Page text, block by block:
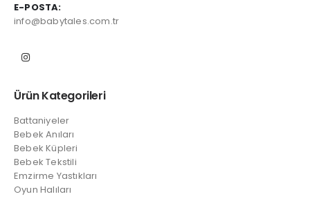
E-POSTA:
info@babytales.com.tr
Ürün Kategorileri
Battaniyeler
Bebek Anıları
Bebek Küpleri
Bebek Tekstili
Emzirme Yastıkları
Oyun Halıları